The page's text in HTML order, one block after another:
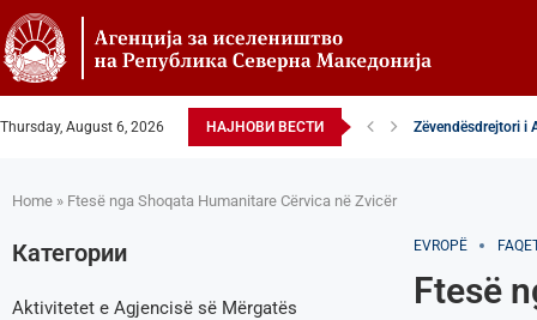
Thursday, August 6, 2026 НАЈНОВИ ВЕСТИ Zëvendësdrejtori i
Home » Ftesë nga Shoqata Humanitare Cërvica në Zvicër
EVROPË
Ftesë
Категории
Aktivitetet e Agjencisë së Мërgatës